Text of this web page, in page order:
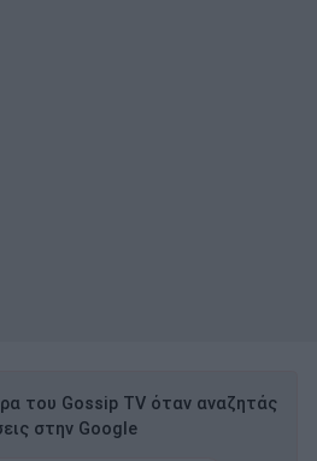
του Gossip TV όταν αναζητάς
στην Google